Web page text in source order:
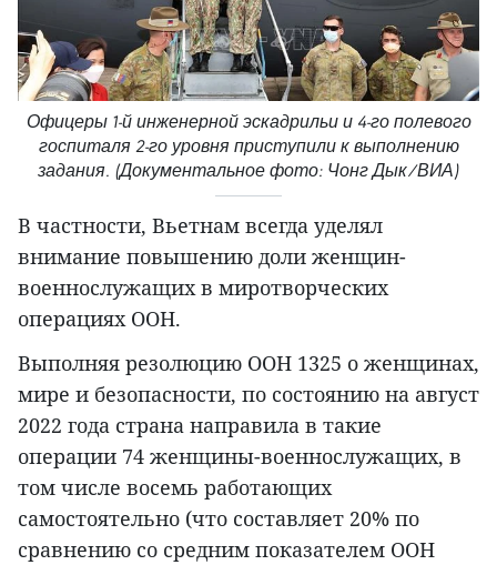
Офицеры 1-й инженерной эскадрильи и 4-го полевого
госпиталя 2-го уровня приступили к выполнению
задания. (Документальное фото: Чонг Дык/ВИА)
В частности, Вьетнам всегда уделял
внимание повышению доли женщин-
военнослужащих в миротворческих
операциях ООН.
Выполняя резолюцию ООН 1325 о женщинах,
мире и безопасности, по состоянию на август
2022 года страна направила в такие
операции 74 женщины-военнослужащих, в
том числе восемь работающих
самостоятельно (что составляет 20% по
сравнению со средним показателем ООН